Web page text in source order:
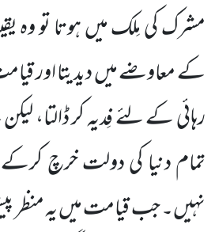
مشرک کی مِلک میں ہوتا تو وہ
کے معاوضے میں دیدیتا اور
رہائی کے لئے فِدیہ کر ڈالتا،
تمام دنیا کی دولت خرچ
نہیں۔ جب قیامت میں یہ منظر